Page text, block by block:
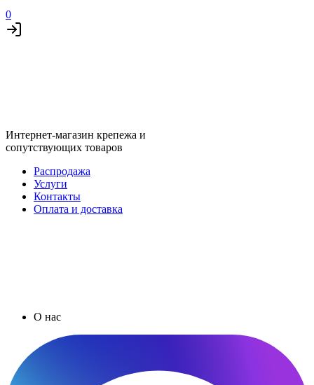
0
Интернет-магазин крепежа и
сопутствующих товаров
Распродажа
Услуги
Контакты
Оплата и доставка
О нас